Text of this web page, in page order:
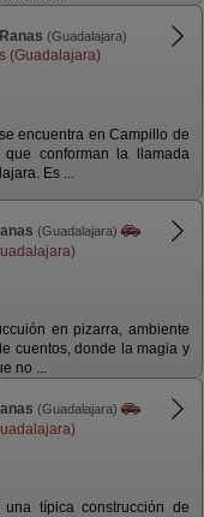
(Guadalajara)
(Guadalajara)
encuentra en Campillo de
conforman la llamada
Es ...
(Guadalajara)
en pizarra, ambiente
cuentos, donde la magia y
no ...
(Guadalajara)
típica construcción de